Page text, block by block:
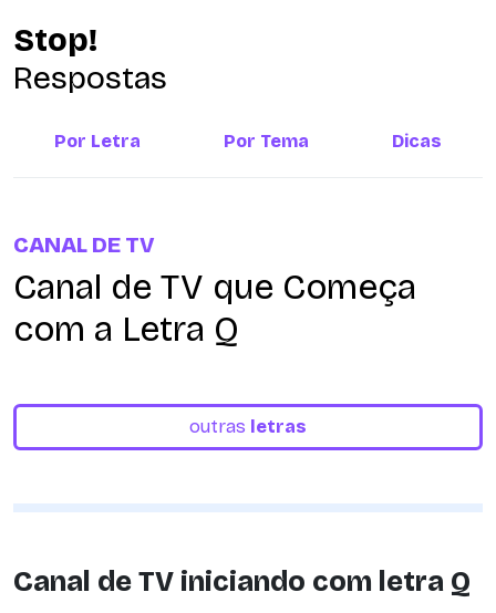
Stop!
Respostas
Por Letra Por Tema Dicas
CANAL DE TV
Canal de TV que Começa
com a Letra Q
outras letras
Canal de TV iniciando com letra Q